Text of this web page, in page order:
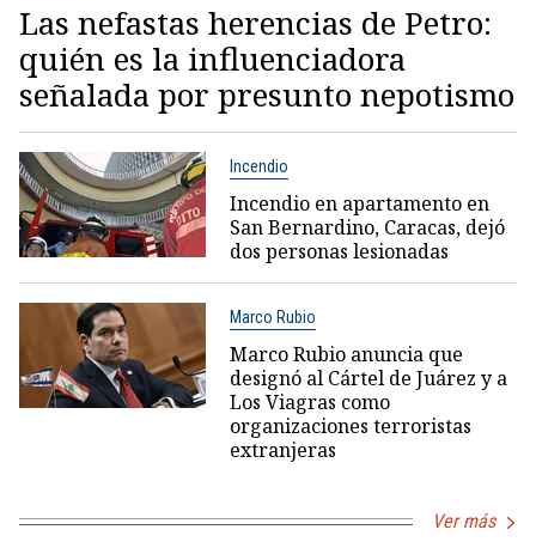
Las nefastas herencias de Petro:
quién es la influenciadora
señalada por presunto nepotismo
Incendio
Incendio en apartamento en
San Bernardino, Caracas, dejó
dos personas lesionadas
Marco Rubio
Marco Rubio anuncia que
designó al Cártel de Juárez y a
Los Viagras como
organizaciones terroristas
extranjeras
Ver más